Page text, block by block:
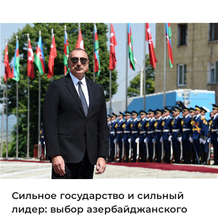
Сильное государство и сильный
лидер: выбор азербайджанского